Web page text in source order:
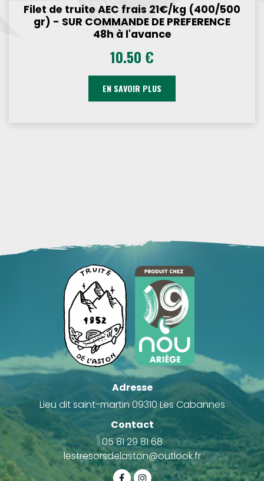
Filet de truite AEC frais 21€/kg (400/500
gr) - SUR COMMANDE DE PREFERENCE
48h à l'avance
10.50 €
EN SAVOIR PLUS
Adresse
Lieu dit saint-martin 09310 Les Cabannes
Contact
05 81 29 81 68
lestresorsdelaston@outlook.fr